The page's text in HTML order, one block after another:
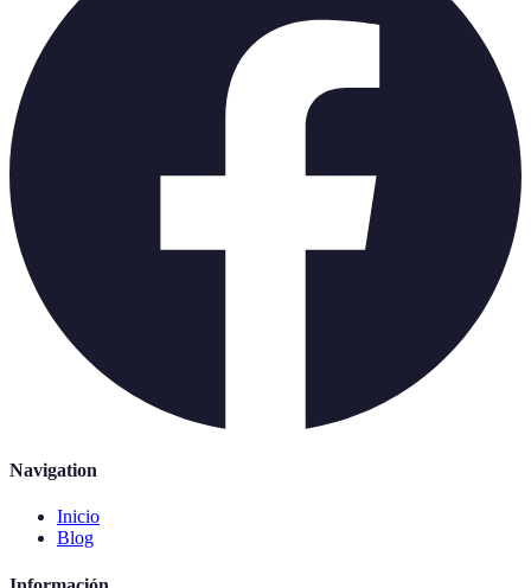
Navigation
Inicio
Blog